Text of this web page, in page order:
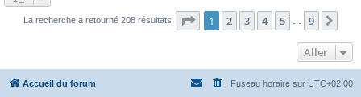
La recherche a retourné 208 résultats Page 1sur9
1 2 3 4 5 9
Aller
Accueil du forum Fuseau horaire sur UTC+02:00